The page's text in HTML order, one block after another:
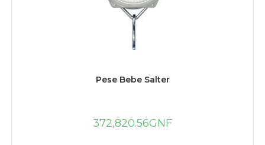
Pese Bebe Salter
372,820.56GNF